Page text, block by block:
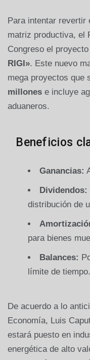
Para intentar revertir
matriz productiva, el
Congreso el
RIGI». Este nuevo
mega proyectos que
millones e incluye
aduaneros.
Beneficios
Ganancias:
Dividendos:
distribución de
para bienes
Balances:
límite de tiempo.
De acuerdo a lo
Economía, Luis
estará puesto en
energética de alto